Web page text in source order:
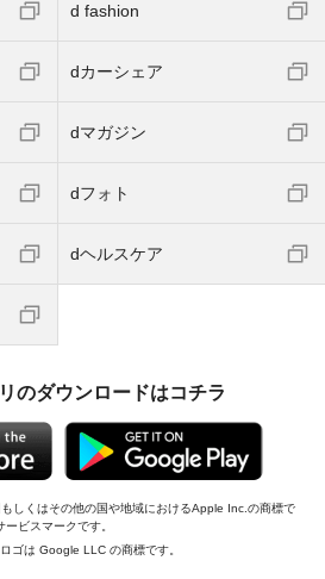
d fashion
dカーシェア
dマガジン
dフォト
dヘルスケア
のダウンロードはコチラ
しくはその他の国や地域におけるApple Inc.の商標で
ビスマークです。
ゴは Google LLC の商標です。